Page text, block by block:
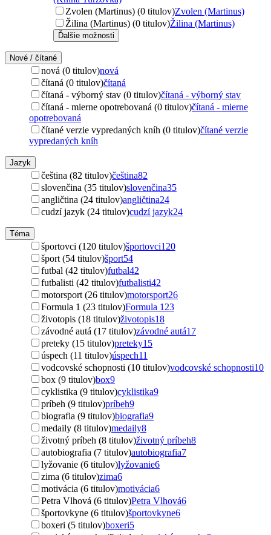
Zvolen (Martinus) (0 titulov)Zvolen (Martinus)
Žilina (Martinus) (0 titulov)Žilina (Martinus)
Ďalšie možnosti
Nové / čítané
nová (0 titulov)nová
čítaná (0 titulov)čítaná
čítaná - výborný stav (0 titulov)čítaná - výborný stav
čítaná - mierne opotrebovaná (0 titulov)čítaná - mierne
opotrebovaná
čítané verzie vypredaných kníh (0 titulov)čítané verzie
vypredaných kníh
Jazyk
čeština (82 titulov)čeština82
slovenčina (35 titulov)slovenčina35
angličtina (24 titulov)angličtina24
cudzí jazyk (24 titulov)cudzí jazyk24
Téma
športovci (120 titulov)športovci120
šport (54 titulov)šport54
futbal (42 titulov)futbal42
futbalisti (42 titulov)futbalisti42
motorsport (26 titulov)motorsport26
Formula 1 (23 titulov)Formula 1 23
životopis (18 titulov)životopis18
závodné autá (17 titulov)závodné autá17
preteky (15 titulov)preteky15
úspech (11 titulov)úspech11
vodcovské schopnosti (10 titulov)vodcovské schopnosti10
box (9 titulov)box9
cyklistika (9 titulov)cyklistika9
príbeh (9 titulov)príbeh9
biografia (9 titulov)biografia9
medaily (8 titulov)medaily8
životný príbeh (8 titulov)životný príbeh8
autobiografia (7 titulov)autobiografia7
lyžovanie (6 titulov)lyžovanie6
zima (6 titulov)zima6
motivácia (6 titulov)motivácia6
Petra Vlhová (6 titulov)Petra Vlhová6
športovkyne (6 titulov)športovkyne6
boxeri (5 titulov)boxeri5